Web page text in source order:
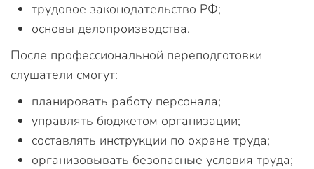
трудовое законодательство РФ;
основы делопроизводства.
После профессиональной переподготовки
слушатели смогут:
планировать работу персонала;
управлять бюджетом организации;
составлять инструкции по охране труда;
организовывать безопасные условия труда;